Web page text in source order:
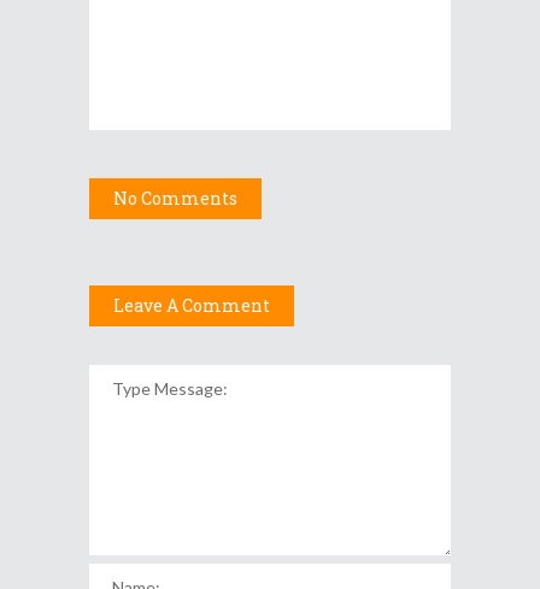
No Comments
Leave A Comment